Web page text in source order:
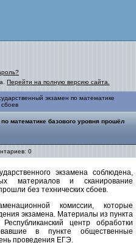
Перейти на полную версию сайта.
экзамен по математике
сбоев
математике базового уровня прошёл
0
экзамена соблюдена,
материалов и сканирование
без технических сбоев.
комиссии, которые
экзамена. Материалы из пункта
центр обработки
в пункте общественные
проведения ЕГЭ.